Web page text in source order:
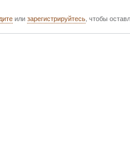
или зарегистрируйтесь, чтобы